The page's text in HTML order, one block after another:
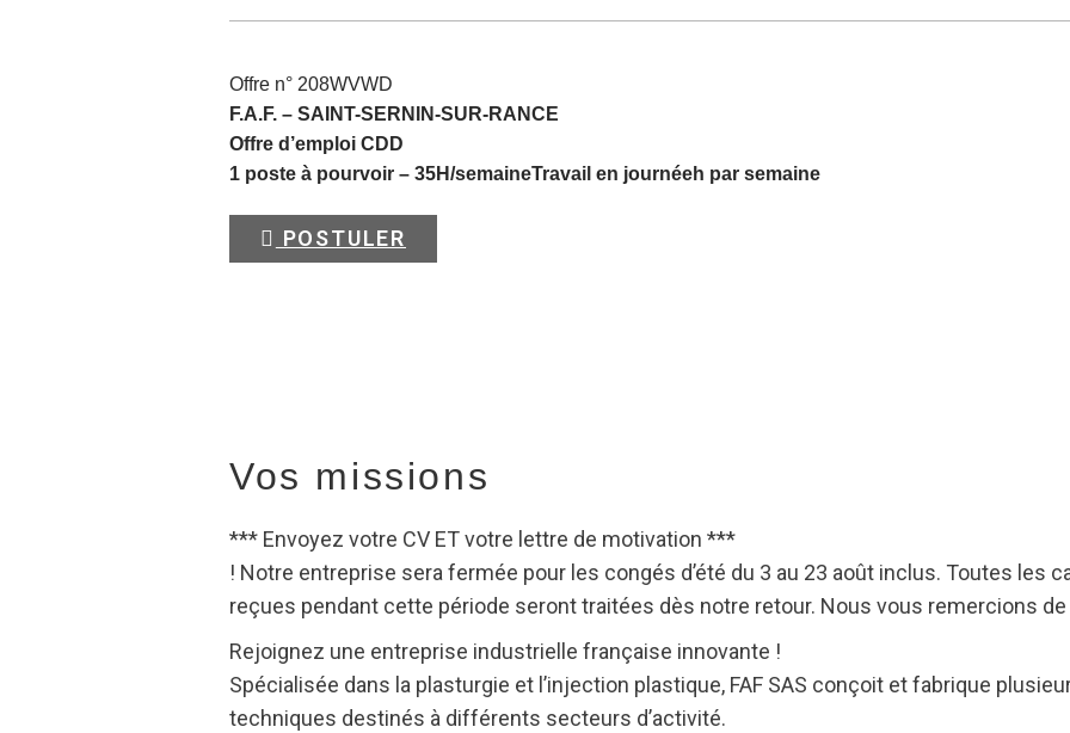
Offre n° 208WVWD
F.A.F. – SAINT-SERNIN-SUR-RANCE
Offre d’emploi CDD
1 poste à pourvoir – 35H/semaineTravail en journéeh par semaine
POSTULER
Vos missions
*** Envoyez votre CV ET votre lettre de motivation ***
! Notre entreprise sera fermée pour les congés d’été du 3 au 23 août inclus. Toutes les
reçues pendant cette période seront traitées dès notre retour. Nous vous remercions
Rejoignez une entreprise industrielle française innovante !
Spécialisée dans la plasturgie et l’injection plastique, FAF SAS conçoit et fabrique
techniques destinés à différents secteurs d’activité.